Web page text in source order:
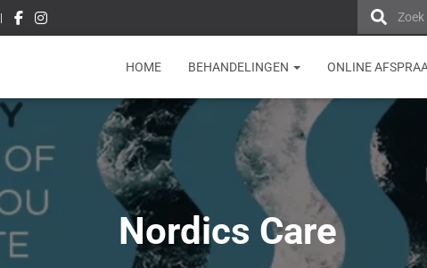
HOME BEHANDELINGEN ONLINE
Nordics Care